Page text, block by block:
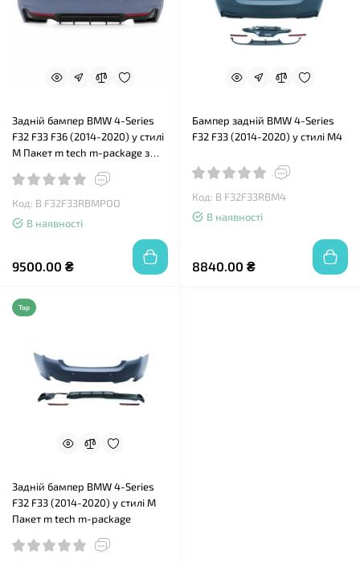
Задній бампер BMW 4-Series
F32 F33 F36 (2014-2020) у стилі
М Пакет m tech m-package з
Код: B F32F33RBMPOO
В наявності
9500.00 ₴
Бампер задній BMW 4-Series
F32 F33 (2014-2020) у стилі М4
Код: B F32F33RBM4
В наявності
8840.00 ₴
Top
Задній бампер BMW 4-Series
F32 F33 (2014-2020) у стилі М
Пакет m tech m-package